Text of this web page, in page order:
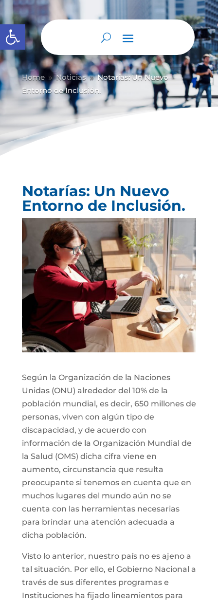
Abrir barra de herramientas
Home 9 Noticias 9 Notarías: Un Nuevo
Entorno de Inclusión.
Notarías: Un Nuevo
Entorno de Inclusión.
Según la Organización de la Naciones
Unidas (ONU) alrededor del 10% de la
población mundial, es decir, 650 millones de
personas, viven con algún tipo de
discapacidad, y de acuerdo con
información de la Organización Mundial de
la Salud (OMS) dicha cifra viene en
aumento, circunstancia que resulta
preocupante si tenemos en cuenta que en
muchos lugares del mundo aún no se
cuenta con las herramientas necesarias
para brindar una atención adecuada a
dicha población.
Visto lo anterior, nuestro país no es ajeno a
tal situación. Por ello, el Gobierno Nacional a
través de sus diferentes programas e
Instituciones ha fijado lineamientos para